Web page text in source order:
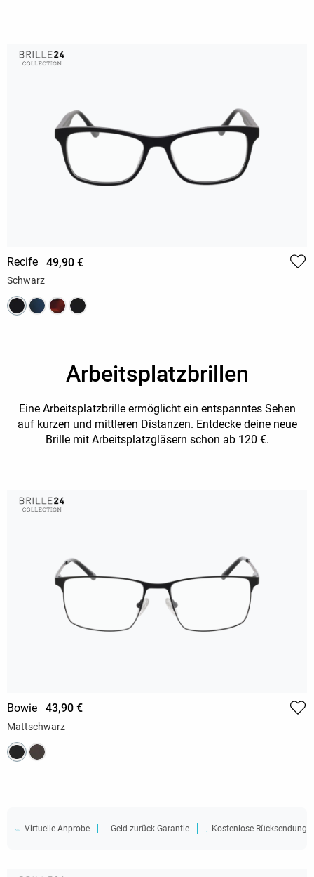
Recife 49,90 €
Schwarz
Arbeitsplatzbrillen
Eine Arbeitsplatzbrille ermöglicht ein entspanntes Sehen
auf kurzen und mittleren Distanzen. Entdecke deine neue
Brille mit Arbeitsplatzgläsern schon ab 120 €.
Bowie 43,90 €
Mattschwarz
Virtuelle Anprobe Geld-zurück-Garantie Kostenlose Rücksendung